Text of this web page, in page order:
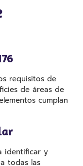
requisitos de
de áreas de
cumplan
identificar y
todas las